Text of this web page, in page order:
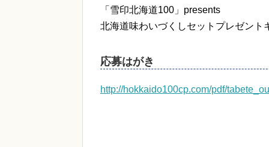
「雪印北海道100」presents
北海道味わいづくしセットプレゼント
応募はがき
http://hokkaido100cp.com/pdf/